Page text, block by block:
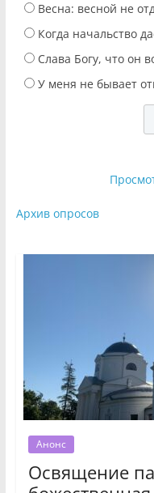
Весна: весной не
Когда начальство
Слава Богу, что он
У меня не бывает
Архив опросов
Анонс
Освящение